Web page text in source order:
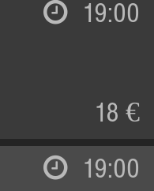
19:00
18 €
19:00